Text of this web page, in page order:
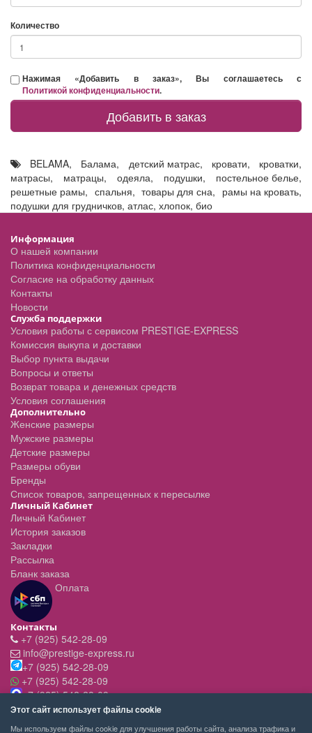
Количество
Нажимая «Добавить в заказ», Вы соглашаетесь с
Политикой конфиденциальности.
Добавить в заказ
BELAMA, Балама, детский матрас, кровати, кроватки,
матрасы, матрацы, одеяла, подушки, постельное белье,
решетные рамы, спальня,товары для сна, рамы на кровать,
подушки для грудничков, атлас, хлопок, био
Информация
О нашей компании
Политика конфиденциальности
Согласие на обработку данных
Контакты
Новости
Служба поддержки
Условия работы с сервисом PRESTIGE-EXPRESS
Комиссия выкупа и доставки
Выбор пункта выдачи
Вопросы и ответы
Возврат товара и денежных средств
Условия соглашения
Дополнительно
Женские размеры
Мужские размеры
Детские размеры
Размеры обуви
Бренды
Список товаров, запрещенных к пересылке
Личный Кабинет
Личный Кабинет
История заказов
Закладки
Рассылка
Бланк заказа
Оплата
Контакты
+7 (925) 542-28-09
info@prestige-express.ru
+7 (925) 542-28-09
+7 (925) 542-28-09
+7 (925) 542-28-09
Режим работы:
- вт-пт с 11:00 до 20:00
Этот сайт использует файлы cookie
Мы используем файлы cookie для улучшения работы сайта, анализа трафика и